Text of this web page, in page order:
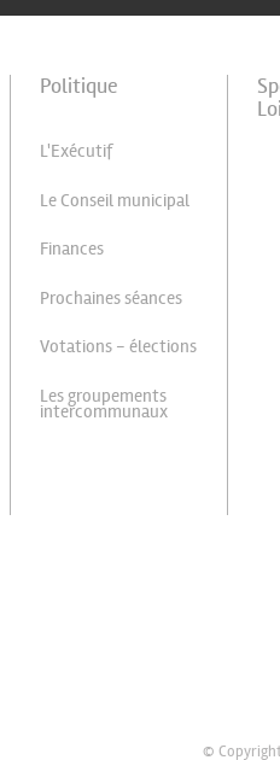
Politique
L'Exécutif
Le Conseil municipal
Finances
Prochaines séances
Votations - élections
Les groupements
intercommunaux
©